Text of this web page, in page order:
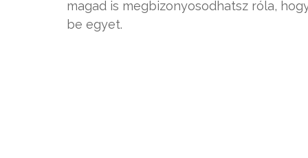
magad is megbizonyosodhatsz róla,
be egyet.